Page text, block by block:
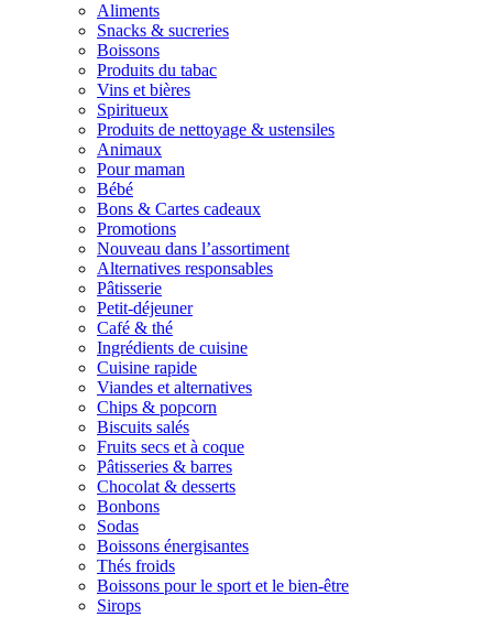
Aliments
Snacks & sucreries
Boissons
Produits du tabac
Vins et bières
Spiritueux
Produits de nettoyage & ustensiles
Animaux
Pour maman
Bébé
Bons & Cartes cadeaux
Promotions
Nouveau dans l’assortiment
Alternatives responsables
Pâtisserie
Petit-déjeuner
Café & thé
Ingrédients de cuisine
Cuisine rapide
Viandes et alternatives
Chips & popcorn
Biscuits salés
Fruits secs et à coque
Pâtisseries & barres
Chocolat & desserts
Bonbons
Sodas
Boissons énergisantes
Thés froids
Boissons pour le sport et le bien-être
Sirops